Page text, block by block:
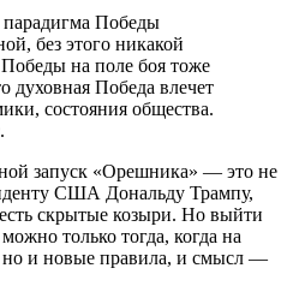
парадигма Победы
без этого никакой
на поле боя тоже
духовная Победа влечет
состояния общества.
запуск «Орешника» — это не
США Дональду Трампу,
скрытые козыри. Но выйти
только тогда, когда на
но и новые правила, и смысл —